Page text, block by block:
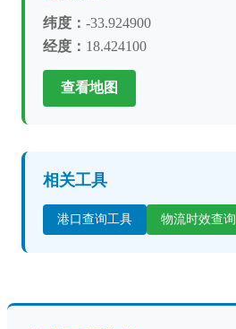
纬度： -33.924900
经度： 18.424100
查看地图
相关工具
港口查询工具 物流时效查询